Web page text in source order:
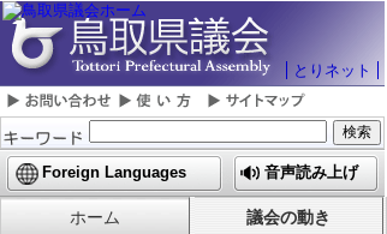
とりネット
Foreign Languages 音声読み上げ
ホーム 議会の動き